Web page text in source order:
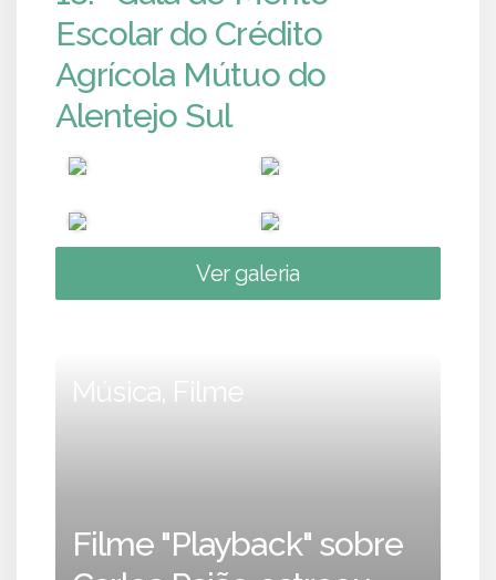
Escolar do Crédito
Agrícola Mútuo do
Alentejo Sul
Ver galeria
Música, Filme
Filme "Playback" sobre